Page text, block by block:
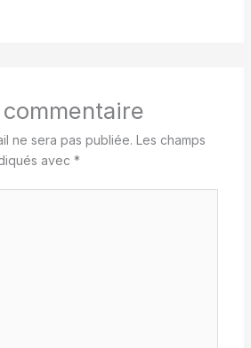
ne sera pas publiée. Les champs
avec *